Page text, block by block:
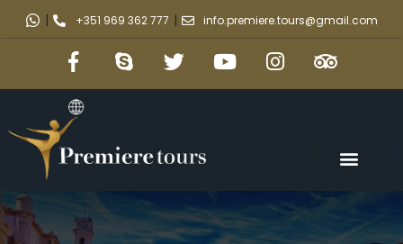
| +351 969 362 777 | info.premiere.tours@gmail.com